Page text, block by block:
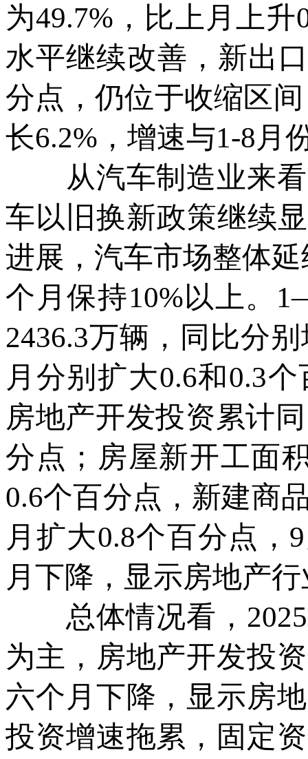
为49.7%，比上月上
水平继续改善，新出
分点，仍位于收缩区
长6.2%，增速与1-8月
从汽车制造业来看
车以旧换新政策继续
进展，汽车市场整体
个月保持10%以上。
2436.3万辆，同比分
月分别扩大0.6和0.3
房地产开发投资累计
分点；房屋新开工面
0.6个百分点，新建商
月扩大0.8个百分点，
月下降，显示房地产
总体情况看，2025
为主，房地产开发投
六个月下降，显示房
投资增速拖累，固定